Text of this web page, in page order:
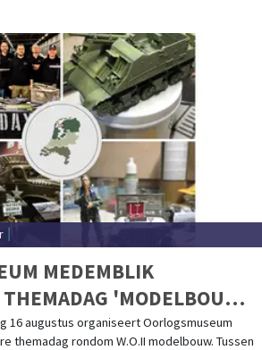
MEDEMBLIK
'MODELBOUW'
2025
16 augustus organiseert Oorlogsmuseum
themadag rondom W.O.II modelbouw. Tussen